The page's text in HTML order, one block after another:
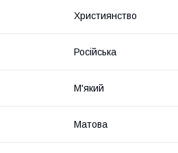
Християнство
Російська
М'який
Матова